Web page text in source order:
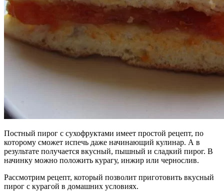
Постный пирог с сухофруктами имеет простой рецепт, по
которому сможет испечь даже начинающий кулинар. А в
результате получается вкусный, пышный и сладкий пирог. В
начинку можно положить курагу, инжир или чернослив.
Рассмотрим рецепт, который позволит приготовить вкусный
пирог с курагой в домашних условиях.